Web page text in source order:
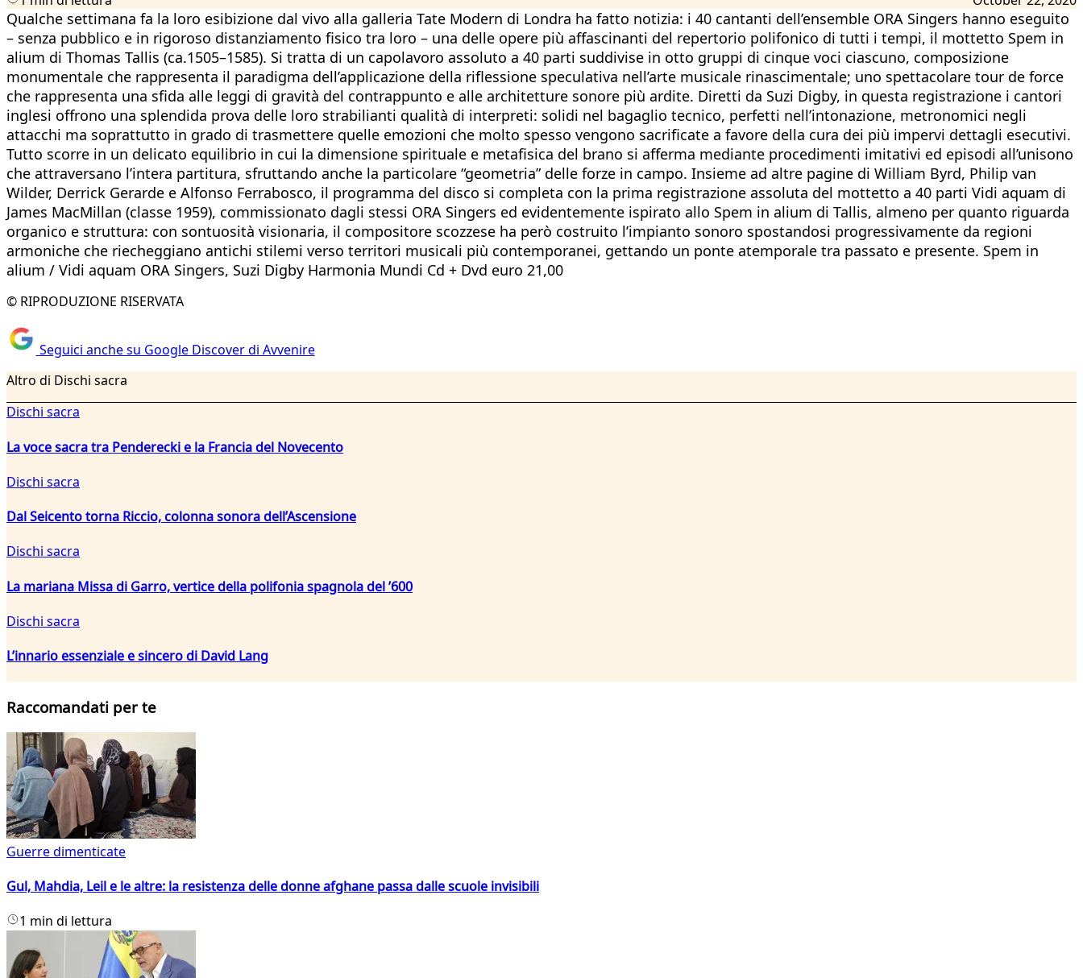
Qualche settimana fa la loro esibizione dal vivo alla galleria Tate Modern di Londra ha fatto notizia: i 40 cantanti dell’ensemble ORA Singers hanno eseguito
– senza pubblico e in rigoroso distanziamento fisico tra loro – una delle opere più affascinanti del repertorio polifonico di tutti i tempi, il mottetto Spem in
alium di Thomas Tallis (ca.1505–1585). Si tratta di un capolavoro assoluto a 40 parti suddivise in otto gruppi di cinque voci ciascuno, composizione
monumentale che rappresenta il paradigma dell’applicazione della riflessione speculativa nell’arte musicale rinascimentale; uno spettacolare tour de force
che rappresenta una sfida alle leggi di gravità del contrappunto e alle architetture sonore più ardite. Diretti da Suzi Digby, in questa registrazione i cantori
inglesi offrono una splendida prova delle loro strabilianti qualità di interpreti: solidi nel bagaglio tecnico, perfetti nell’intonazione, metronomici negli
attacchi ma soprattutto in grado di trasmettere quelle emozioni che molto spesso vengono sacrificate a favore della cura dei più impervi dettagli esecutivi.
Tutto scorre in un delicato equilibrio in cui la dimensione spirituale e metafisica del brano si afferma mediante procedimenti imitativi ed episodi all’unisono
che attraversano l’intera partitura, sfruttando anche la particolare “geometria” delle forze in campo. Insieme ad altre pagine di William Byrd, Philip van
Wilder, Derrick Gerarde e Alfonso Ferrabosco, il programma del disco si completa con la prima registrazione assoluta del mottetto a 40 parti Vidi aquam di
James MacMillan (classe 1959), commissionato dagli stessi ORA Singers ed evidentemente ispirato allo Spem in alium di Tallis, almeno per quanto riguarda
organico e struttura: con sontuosità visionaria, il compositore scozzese ha però costruito l’impianto sonoro spostandosi progressivamente da regioni
armoniche che riecheggiano antichi stilemi verso territori musicali più contemporanei, gettando un ponte atemporale tra passato e presente. Spem in
alium / Vidi aquam ORA Singers, Suzi Digby Harmonia Mundi Cd + Dvd euro 21,00
© RIPRODUZIONE RISERVATA
Seguici anche su Google Discover di Avvenire
Altro di Dischi sacra
Dischi sacra
La voce sacra tra Penderecki e la Francia del Novecento
Dischi sacra
Dal Seicento torna Riccio, colonna sonora dell’Ascensione
Dischi sacra
La mariana Missa di Garro, vertice della polifonia spagnola del ’600
Dischi sacra
L’innario essenziale e sincero di David Lang
Raccomandati per te
Guerre dimenticate
Gul, Mahdia, Leil e le altre: la resistenza delle donne afghane passa dalle scuole invisibili
1 min di lettura